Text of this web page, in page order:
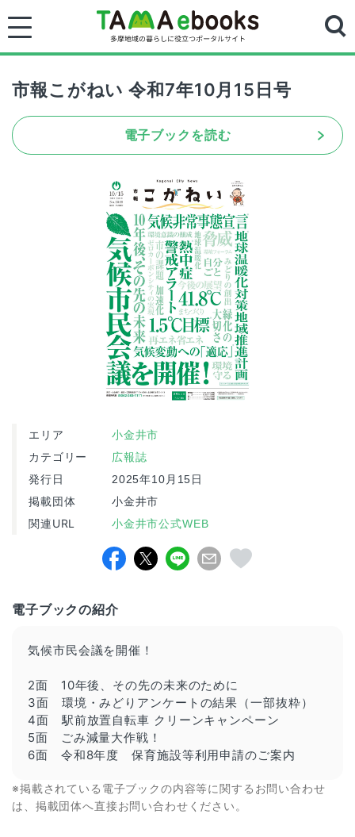
市報こがねい 令和7年10月15日号
電子ブックを読む
エリア 小金井市
カテゴリー 広報誌
発行日 2025年10月15日
掲載団体 小金井市
関連URL 小金井市公式WEB
電子ブックの紹介
気候市民会議を開催！
2面 10年後、その先の未来のために
3面 環境・みどりアンケートの結果（一部抜粋）
4面 駅前放置自転車 クリーンキャンペーン
5面 ごみ減量大作戦！
6面 令和8年度 保育施設等利用申請のご案内
※掲載されている電子ブックの内容等に関するお問い合わせ
は、掲載団体へ直接お問い合わせください。